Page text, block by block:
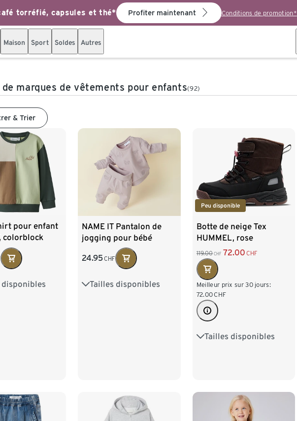
torréfié, capsules et thé* Profiter maintenant Conditions de promotion*
Maison Sport Soldes Autres
de marques de vêtements pour enfants(92)
& Trier
pour enfant
colorblock
disponibles
104 110
NAME IT Pantalon de
jogging pour bébé
24.95CHF
Tailles disponibles
56 62 68 74
Peu disponible
Botte de neige Tex
HUMMEL, rose
119.00 CHF 72.00 CHF
Meilleur prix sur 30 jours:
72.00CHF
Tailles disponibles
28 29 30 31